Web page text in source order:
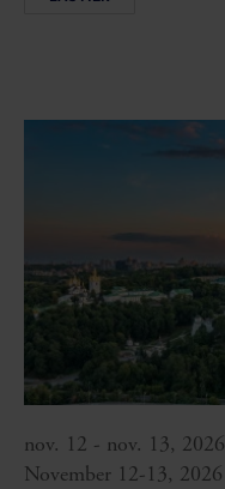
nov. 12 - nov. 13, 2026
November 12-13, 2026